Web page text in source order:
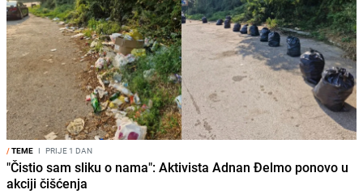
/TEME I PRIJE 1 DAN
"Čistio sam sliku o nama": Aktivista Adnan Đelmo ponovo u
akciji čišćenja